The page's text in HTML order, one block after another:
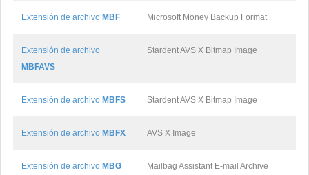
Extensión de archivo MBF Microsoft Money Backup Format
Extensión de archivo
MBFAVS
Stardent AVS X Bitmap Image
Extensión de archivo MBFS Stardent AVS X Bitmap Image
Extensión de archivo MBFX AVS X Image
Extensión de archivo MBG
Mailbag Assistant E-mail Archive